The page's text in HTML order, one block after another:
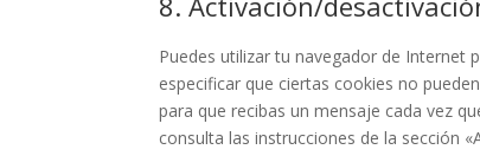
Puedes utilizar tu navegador de Internet
especificar que ciertas cookies no
para que recibas un mensaje cada vez
consulta las instrucciones de la sección